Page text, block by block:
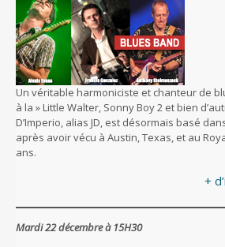
Un véritable harmoniciste et chanteur de
à la » Little Walter, Sonny Boy 2 et bien
D’Imperio, alias JD, est désormais basé
après avoir vécu à Austin, Texas, et au
ans.
+
Mardi 22 décembre à 15H30